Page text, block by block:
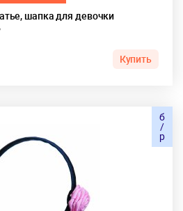
шапка для девочки
Купить
б
/
р